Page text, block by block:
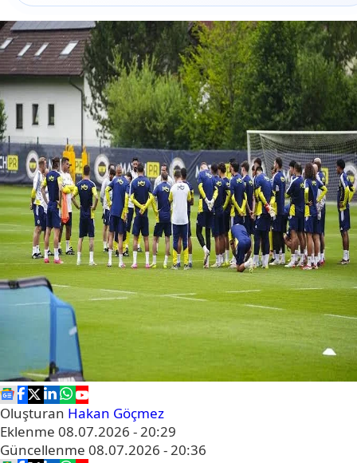
Oluşturan Hakan Göçmez
Eklenme 08.07.2026 - 20:29
Güncellenme 08.07.2026 - 20:36